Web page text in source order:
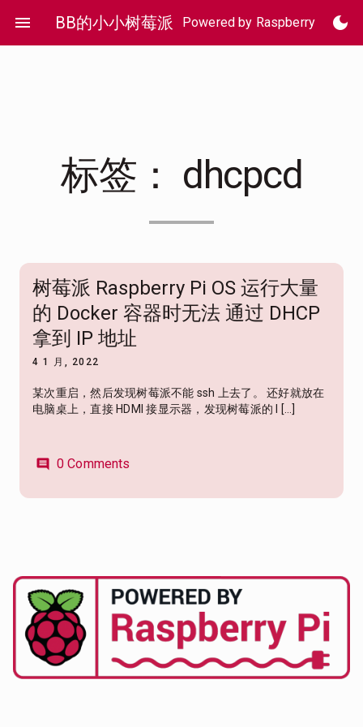
content
menu BB的小小树莓派 Powered by Raspberry Pi 4dark_mode
标签： dhcpcd
树莓派 Raspberry Pi OS 运行大量
的 Docker 容器时无法 通过 DHCP
拿到 IP 地址
4 1 月, 2022
某次重启，然后发现树莓派不能 ssh 上去了。 还好就放在
电脑桌上，直接 HDMI 接显示器，发现树莓派的 I […]
comment 0 Comments